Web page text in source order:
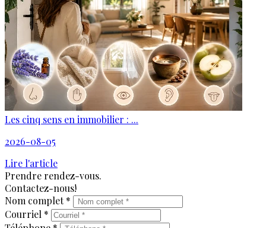
Les cinq sens en immobilier : ...
2026-08-05
Lire l'article
Prendre rendez-vous.
Contactez-nous!
Nom complet *
Courriel *